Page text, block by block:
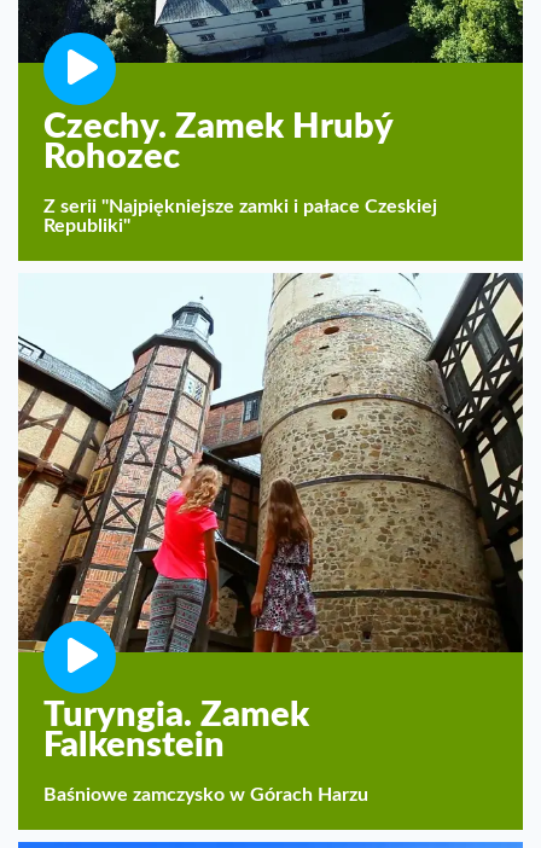
Czechy. Zamek Hrubý
Rohozec
Z serii "Najpiękniejsze zamki i pałace Czeskiej
Republiki"
Turyngia. Zamek
Falkenstein
Baśniowe zamczysko w Górach Harzu